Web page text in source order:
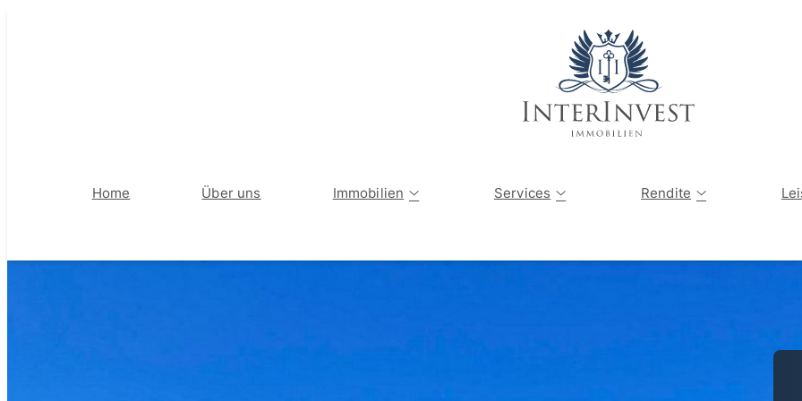
Home Über uns Immobilien Services Rendite